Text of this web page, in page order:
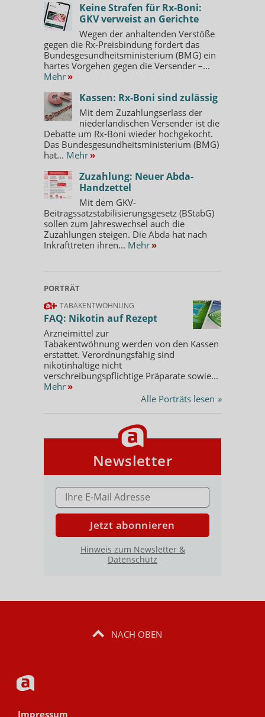
Keine Strafen für Rx-Boni:
GKV verweist an Gerichte
Wegen der anhaltenden Verstöße
gegen die Rx-Preisbindung fordert das
Bundesgesundheitsministerium (BMG) ein
hartes Vorgehen gegen die Versender –...
Mehr »
Kassen: Rx-Boni sind zulässig
Mit dem Zuzahlungserlass der
niederländischen Versender ist die
Debatte um Rx-Boni wieder hochgekocht.
Das Bundesgesundheitsministerium (BMG)
hat... Mehr »
Zuzahlung: Neuer Abda-
Handzettel
Mit dem GKV-
Beitragssatzstabilisierungsgesetz (BStabG)
sollen zum Jahreswechsel auch die
Zuzahlungen steigen. Die Abda hat nach
Inkrafttreten ihren... Mehr »
PORTRÄT
TABAKENTWÖHNUNG
FAQ: Nikotin auf Rezept
Arzneimittel zur
Tabakentwöhnung werden von den Kassen
erstattet. Verordnungsfähig sind
nikotinhaltige nicht
verschreibungspflichtige Präparate sowie...
Mehr »
Alle Porträts lesen »
Newsletter
E-MAIL ADRESSE
Jetzt abonnieren
Hinweis zum Newsletter &
Datenschutz
NACH OBEN
Impressum